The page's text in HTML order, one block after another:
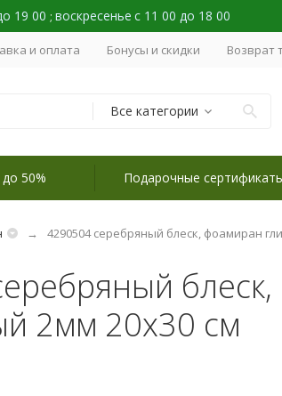
19 00 ; воскресенье с 11 00 до 18 00
и оплата Бонусы и скидки Возврат
Все категории
50% Подарочные
4290504 серебряный блеск, фоамиран
2мм 20х30 см